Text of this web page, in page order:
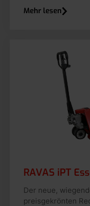
Mehr lesen
RAVAS iPT
Der neue,
preisgekrönten